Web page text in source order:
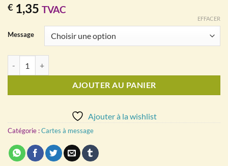
€ 1,35 TVAC
Message
EFFACER
AJOUTER AU PANIER
Ajouter à la wishlist
Catégorie :Cartes à message